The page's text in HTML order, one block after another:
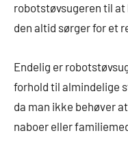
robotstøvsugeren til
den altid sørger for et
Endelig er
forhold til almindelige
da man ikke behøver
naboer eller